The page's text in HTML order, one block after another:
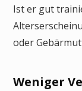
Ist er gut
oder
Weniger